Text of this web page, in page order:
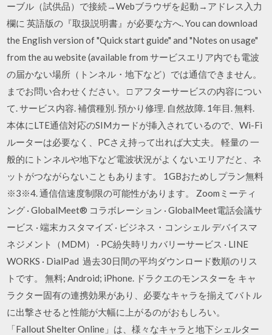
ーブル（試供品）で接続→Webブラウザを起動→アドレス入力
欄に 英語版の『取扱説明書』が必要な方へ. You can download
the English version of "Quick start guide" and "Notes on usage"
from the au website (available from サービスエリア内でも電波
の届かない場所（トンネル・地下など）では通信できません。
までお問い合わせください。 □ アフターサービスの内容につい
て. サービス内容. 補償種別. 預かり修理. 自然故障. 1年目. 無料.
本体にLTE通信対応のSIMカードが挿入されているので、Wi-Fi
ルーターは必要なく、PCさえ持って出れば大丈夫。 軽量の 一
般的にトンネルや地下など電波状況がよくないエリアだと、ネ
ットがつながらないこともあります。 1GBおためしプラン無料
※3※4. 通信信速度制限の可能性があります。 Zoomミーティ
ング · GlobalMeet® コラボレーション · GlobalMeet電話会議サ
ービス · 端末カスタマイズ · ビジネス・コンシェル デバイスマ
ネジメント（MDM） · PC紛失時リカバリーサービス · LINE
WORKS · DialPad 過去30日間の平均ダウンロード数順のリス
トです。 無料; Android; iPhone. ドラクエのモンスターを キャ
ラクター固有の連携効果があり、必要なキャラを揃えてバトル
に出撃させると性能が大幅に上がるのがおもしろい。
「Fallout Shelter Online」は、様々なキャラと地下シェルター